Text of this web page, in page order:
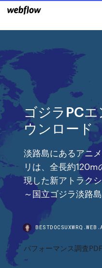
ゴジラPC
ウンロード
淡路島にあるアニ
リは、全長約120m
現した新アトラク
～国立ゴジラ淡路島
パフォーマンス調査